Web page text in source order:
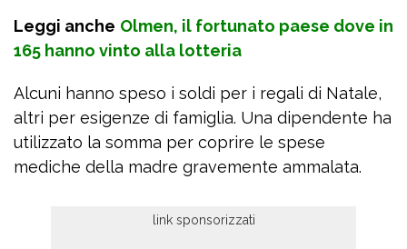
Leggi anche Olmen, il fortunato paese dove in
165 hanno vinto alla lotteria
Alcuni hanno speso i soldi per i regali di Natale,
altri per esigenze di famiglia. Una dipendente ha
utilizzato la somma per coprire le spese
mediche della madre gravemente ammalata.